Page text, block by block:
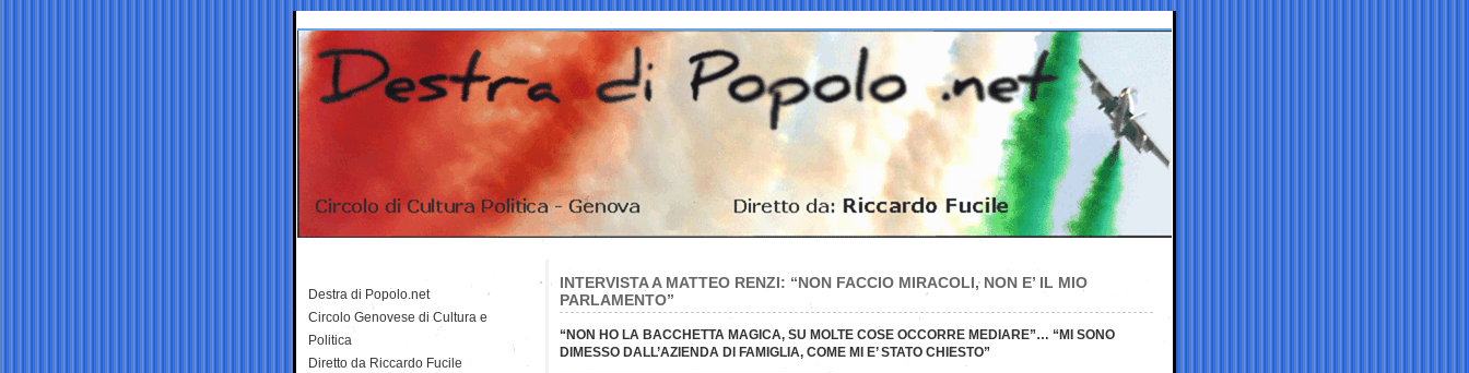
INTERVISTA A MATTEO RENZI: “NON FACCIO MIRACOLI, NON E’ IL MIO
PARLAMENTO”
“NON HO LA BACCHETTA MAGICA, SU MOLTE COSE OCCORRE MEDIARE”… “MI SONO
DIMESSO DALL’AZIENDA DI FAMIGLIA, COME MI E’ STATO CHIESTO”
Destra di Popolo.net
Circolo Genovese di Cultura e
Politica
Diretto da Riccardo Fucile